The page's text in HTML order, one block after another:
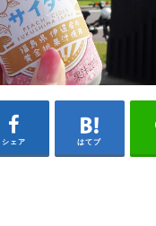
シェア はてブ